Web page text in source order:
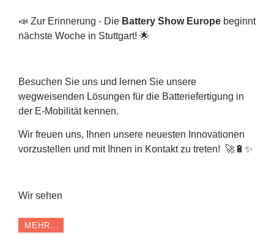
📣 Zur Erinnerung - Die Battery Show Europe beginnt
nächste Woche in Stuttgart! 🌟
Besuchen Sie uns und lernen Sie unsere
wegweisenden Lösungen für die Batteriefertigung in
der E-Mobilität kennen.
Wir freuen uns, Ihnen unsere neuesten Innovationen
vorzustellen und mit Ihnen in Kontakt zu treten! 🚀🔋✨
Wir sehen
MEHR...